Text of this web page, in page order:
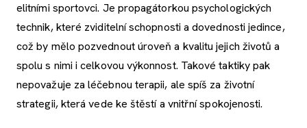
elitními sportovci. Je propagátorkou psychologických
technik, které zviditelní schopnosti a dovednosti jedince,
což by mělo pozvednout úroveň a kvalitu jejich životů a
spolu s nimi i celkovou výkonnost. Takové taktiky pak
nepovažuje za léčebnou terapii, ale spíš za životní
strategii, která vede ke štěstí a vnitřní spokojenosti.